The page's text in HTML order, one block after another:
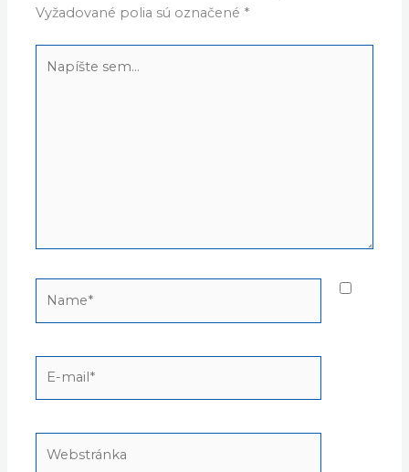
Vyžadované polia sú označené *
sem...